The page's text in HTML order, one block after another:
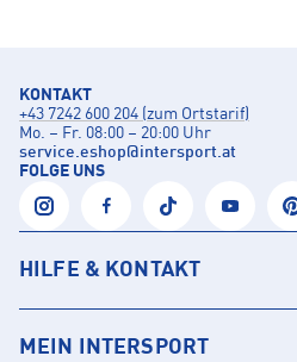
KONTAKT
+43 7242 600 204 (zum Ortstarif)
Mo. – Fr. 08:00 – 20:00 Uhr
service.eshop@intersport.at
FOLGE UNS
HILFE & KONTAKT
MEIN INTERSPORT